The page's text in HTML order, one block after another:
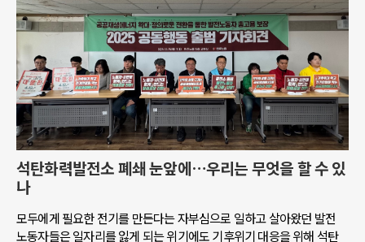
석탄화력발전소 폐쇄 눈앞에…우리는 무엇을 할 수 있
나
모두에게 필요한 전기를 만든다는 자부심으로 일하고 살아왔던 발전
노동자들은 일자리를 잃게 되는 위기에도 기후위기 대응을 위해 석탄